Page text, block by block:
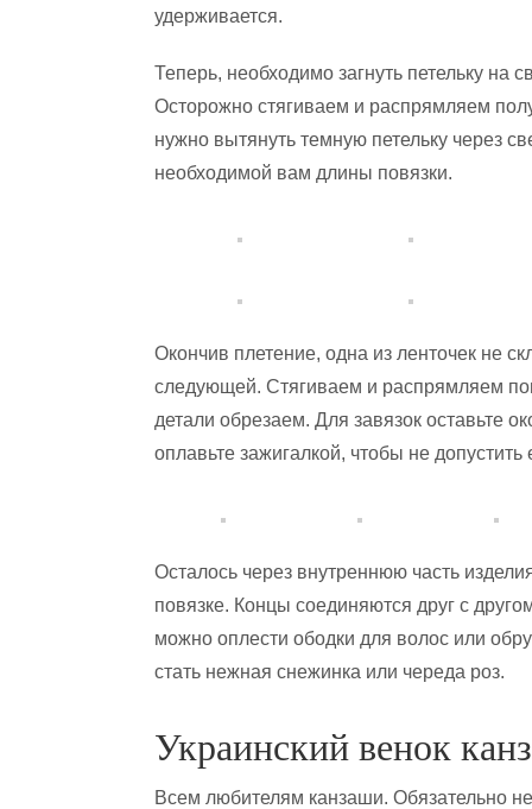
удерживается.
Теперь, необходимо загнуть петельку на
Осторожно стягиваем и распрямляем
нужно вытянуть темную петельку через
необходимой вам длины повязки.
Окончив плетение, одна из ленточек не
следующей. Стягиваем и распрямляем
детали обрезаем. Для завязок оставьте
оплавьте зажигалкой, чтобы не допустить
Осталось через внутреннюю часть
повязке. Концы соединяются друг с
можно оплести ободки для волос или
стать нежная снежинка или череда роз.
Украинский венок
Всем любителям канзаши. Обязательно